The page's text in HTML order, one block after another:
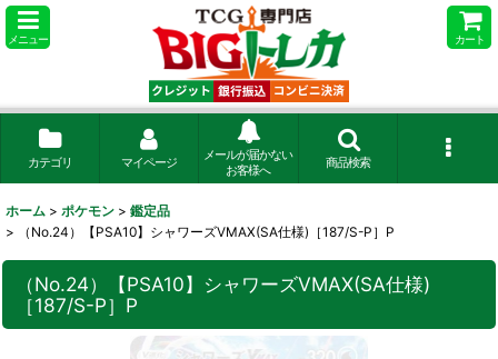
メニュー カート
カテゴリ マイページ
メールが届かない
お客様へ
商品検索
ホーム > ポケモン > 鑑定品
>
（No.24）【PSA10】シャワーズVMAX(SA仕様)［187/S-P］P
（No.24）【PSA10】シャワーズVMAX(SA仕様)
［187/S-P］P